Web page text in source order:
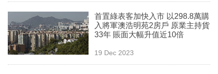
區
首置綠表客加快入市 以298.8萬購
入將軍澳浩明苑2房戶 原業主持貨
33年 賬面大幅升值近10倍
19 Dec 2023